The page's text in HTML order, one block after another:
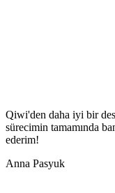
Qiwi'den daha iyi bir
sürecimin tamamında
ederim!
Anna Pasyuk